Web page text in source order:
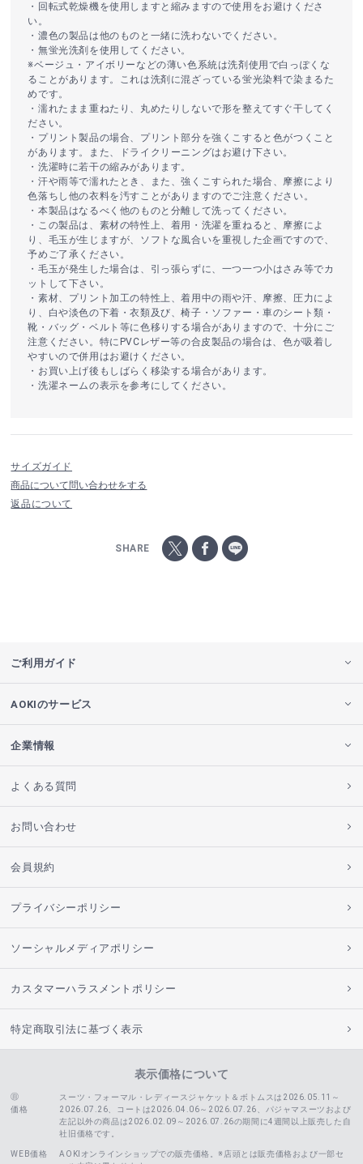
・回転式乾燥機を使用しますと縮みますので使用をお避けくださ
い。
・濃色の製品は他のものと一緒に洗わないでください。
・無蛍光洗剤を使用してください。
※ベージュ・アイボリーなどの薄い色系統は洗剤使用で白っぽくな
ることがあります。これは洗剤に混ざっている蛍光染料で染まるた
めです。
・濡れたまま重ねたり、丸めたりしないで形を整えてすぐ干してく
ださい。
・プリント製品の場合、プリント部分を強くこすると色がつくこと
があります。また、ドライクリーニングはお避け下さい。
・洗濯時に若干の縮みがあります。
・汗や雨等で濡れたとき、また、強くこすられた場合、摩擦により
色落ちし他の衣料を汚すことがありますのでご注意ください。
・本製品はなるべく他のものと分離して洗ってください。
・この製品は、素材の特性上、着用・洗濯を重ねると、摩擦によ
り、毛玉が生じますが、ソフトな風合いを重視した企画ですので、
予めご了承ください。
・毛玉が発生した場合は、引っ張らずに、一つ一つ小はさみ等でカ
ットして下さい。
・素材、プリント加工の特性上、着用中の雨や汗、摩擦、圧力によ
り、白や淡色の下着・衣類及び、椅子・ソファー・車のシート類・
靴・バッグ・ベルト等に色移りする場合がありますので、十分にご
注意ください。特にPVCレザー等の合皮製品の場合は、色が吸着し
やすいので併用はお避けください。
・お買い上げ後もしばらく移染する場合があります。
・洗濯ネームの表示を参考にしてください。
サイズガイド
商品について問い合わせをする
返品について
SHARE
ご利用ガイド
AOKIのサービス
企業情報
よくある質問
お問い合わせ
会員規約
プライバシーポリシー
ソーシャルメディアポリシー
カスタマーハラスメントポリシー
特定商取引法に基づく表示
表示価格について
価格
スーツ・フォーマル・レディースジャケット＆ボトムスは2026.05.11～
2026.07.26、コートは2026.04.06～2026.07.26、
パジャマスーツおよび
左記以外の商品は2026.02.09～2026.07.26の期間に4週間以上販売した自
社旧価格です。
WEB価格
AOKIオンラインショップでの販売価格。※店頭とは販売価格および一部セ